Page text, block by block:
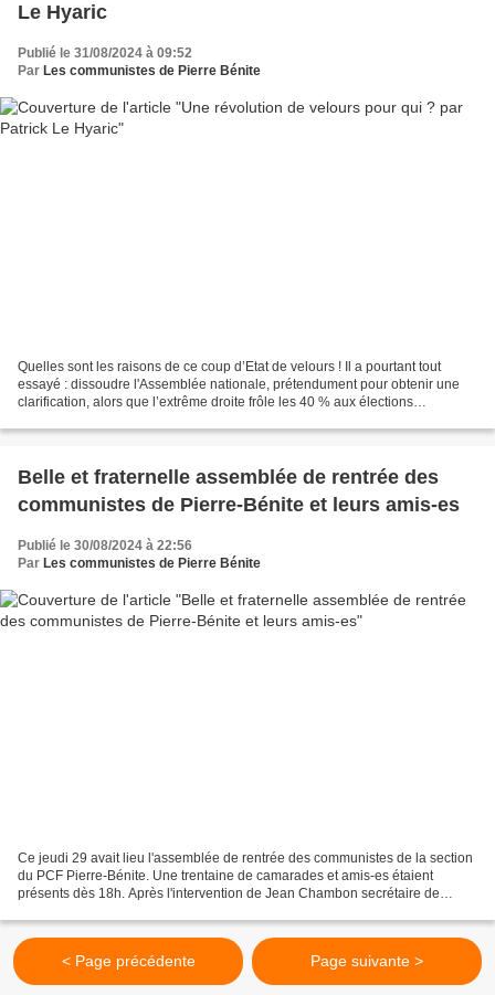
Le Hyaric
Publié le 31/08/2024 à 09:52
Par Les communistes de Pierre Bénite
Quelles sont les raisons de ce coup d’Etat de velours ! Il a pourtant tout
essayé : dissoudre l'Assemblée nationale, prétendument pour obtenir une
clarification, alors que l’extrême droite frôle les 40 % aux élections
Belle et fraternelle assemblée de rentrée des
communistes de Pierre-Bénite et leurs amis-es
Publié le 30/08/2024 à 22:56
Par Les communistes de Pierre Bénite
Ce jeudi 29 avait lieu l'assemblée de rentrée des communistes de la section
du PCF Pierre-Bénite. Une trentaine de camarades et amis-es étaient
présents dès 18h. Après l'intervention de Jean Chambon secrétaire de
< Page précédente Page suivante >